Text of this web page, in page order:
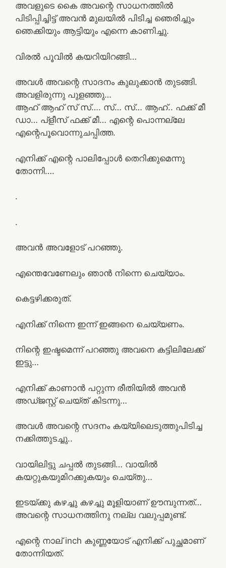
അവളുടെ കൈ അവന്റെ സാധനത്തിൽ
പിടിപ്പിച്ചിട്ട് അവൻ മുലയിൽ പിടിച്ച ഞെരിച്ചും
ഞെക്കിയും ആട്ടിയും എന്നെ കാണിച്ചു.
വിരൽ പൂവിൽ കയറിയിറങ്ങി…
അവൾ അവന്റെ സാദനം കുലുക്കാൻ തുടങ്ങി.
അവളിരുന്നു പുളഞ്ഞു…
ആഹ് ആഹ് സ് സ്…. സ്… സ്… ആഹ്.. ഫക്ക് മീ
ഡാ… പ്ളീസ് ഫക്ക് മീ… എന്റെ പൊന്നല്ലേ
എന്റെപൂവൊന്നുചപ്പിത്ത.
എനിക്ക് എന്റെ പാലിപ്പോൾ തെറിക്കുമെന്നു
തോന്നി….
.
.
അവൻ അവളോട് പറഞ്ഞു.
എന്തെവേണേലും ഞാൻ നിന്നെ ചെയ്യാം.
കെട്ടഴിക്കരുത്.
എനിക്ക് നിന്നെ ഇന്ന് ഇങ്ങനെ ചെയ്യണം.
നിന്റെ ഇഷ്ടമെന്ന് പറഞ്ഞു അവനെ കട്ടിലിലേക്ക്
ഇട്ടു…
എനിക്ക് കാണാൻ പറ്റുന്ന രീതിയിൽ അവൻ
അഡ്ജസ്റ്റ് ചെയ്‌ത്‌ കിടന്നു…
അവൾ അവന്റെ സദനം കയ്യിലെടുത്തുപിടിച്ച
നക്കിത്തുടച്ചു..
വായിലിട്ടു ചപ്പൽ തുടങ്ങി… വായിൽ
കയറ്റുകയുമിറക്കുകയും ചെയ്തു…
ഇടയ്ക്കു കഴച്ചു കഴച്ചു മൂളിയാണ് ഊമ്പുന്നത്…
അവന്റെ സാധനത്തിനു നല്ല വലുപ്പമുണ്ട്.
എന്റെ നാല് inch കുണ്ണയോട് എനിക്ക് പുച്ഛമാണ്
തോന്നിയത്‌.